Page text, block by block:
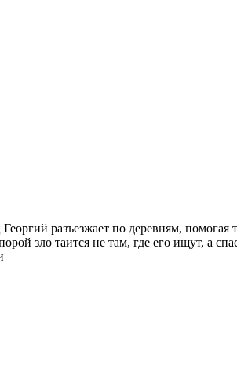
разъезжает по деревням,
зло таится не там, где его ищут, а